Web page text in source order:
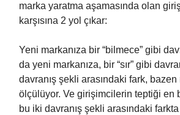
marka yaratma aşamasında olan
karşısına 2 yol çıkar:
Yeni markanıza bir “bilmece” gibi
da yeni markanıza, bir “sır” gibi
davranış şekli arasındaki fark,
ölçülüyor. Ve girişimcilerin teptiği en
bu iki davranış şekli arasındaki